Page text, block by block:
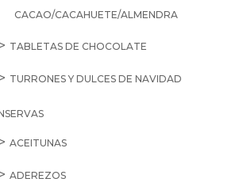
CACAO/CACAHUETE/ALMENDRA
TABLETAS DE CHOCOLATE
TURRONES Y DULCES DE NAVIDAD
ACEITUNAS
ADEREZOS